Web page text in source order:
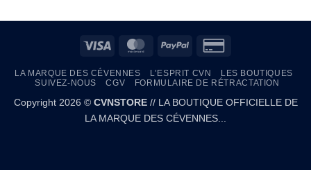
Visa MasterCardPayPal
2
LA MARQUE DES CÉVENNES L’ESPRIT CVN
LES BOUTIQUES
SUIVEZ-NOUS
CGV FORMULAIRE DE RÉTRACTATION
Copyright 2026 © CVNSTORE// LA BOUTIQUE OFFICIELLE DE
LA MARQUE DES CÉVENNES...